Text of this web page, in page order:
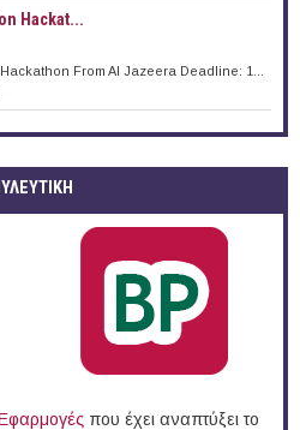
Hackat...
From Al Jazeera Deadline: 1...
που έχει αναπτύξει το